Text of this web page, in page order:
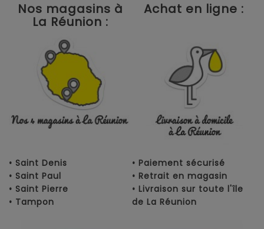
Nos magasins à
La Réunion :
Achat en ligne :
• Saint Denis
• Saint Paul
• Saint Pierre
• Tampon
• Paiement sécurisé
• Retrait en magasin
• Livraison sur toute l'île
de La Réunion